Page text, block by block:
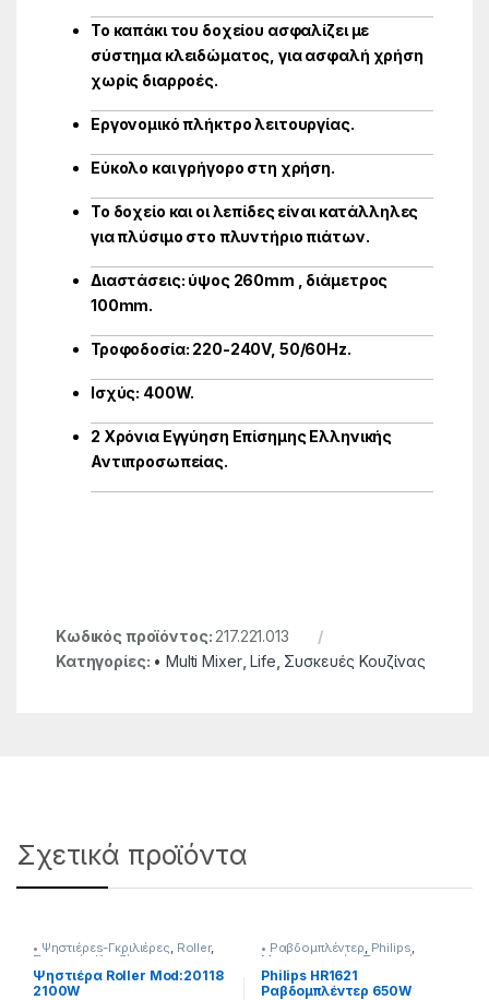
Το καπάκι του δοχείου ασφαλίζει με
σύστημα κλειδώματος, για ασφαλή χρήση
χωρίς διαρροές.
Εργονομικό πλήκτρο λειτουργίας.
Εύκολο και γρήγορο στη χρήση.
Το δοχείο και οι λεπίδες είναι κατάλληλες
για πλύσιμο στο πλυντήριο πιάτων.
Διαστάσεις: ύψος 260mm , διάμετρος
100mm.
Τροφοδοσία: 220-240V, 50/60Hz.
Ισχύς: 400W.
2 Χρόνια Εγγύηση Επίσημης Ελληνικής
Αντιπροσωπείας.
Κωδικός προϊόντος: 217.221.013
Κατηγορίες: • Multi Mixer,Life Συσκευές Κουζίνας
Σχετικά προϊόντα
• Ψηστιέρεs-Γκριλιέρες, Roller,
Συσκευές Κουζίνας
Ψηστιέρα Roller Mod:20118
2100W
• Ραβδομπλέντερ, Philips,
Μικροσυσκευές Συσκευές
Κουζίνας
Philips HR1621
Ραβδομπλέντερ 650W